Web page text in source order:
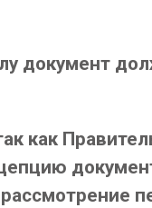
документ
как